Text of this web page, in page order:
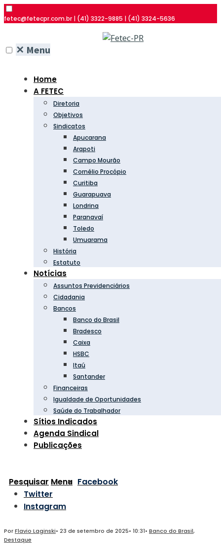
fetec@fetecpr.com.br | (41) 3322-9885 | (41) 3324-5636
✕ Menu
Home
A FETEC
Diretoria
Objetivos
Sindicatos
Apucarana
Arapoti
Campo Mourão
Cornélio Procópio
Curitiba
Guarapuava
Londrina
Paranavaí
Toledo
Umuarama
História
Estatuto
Notícias
Assuntos Previdenciários
Cidadania
Bancos
Banco do Brasil
Bradesco
Caixa
HSBC
Itaú
Santander
Financeiras
Igualdade de Oportunidades
Saúde do Trabalhador
Sítios Indicados
Agenda Sindical
Publicações
Pesquisar Menu Facebook
Twitter
Instagram
PorFlavio Laginski• 23 de setembro de 2025• 10:31• Banco do Brasil,
Destaque